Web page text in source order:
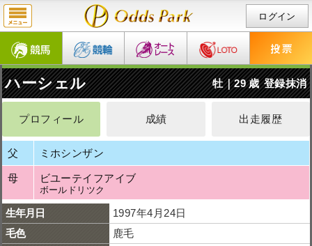
ログイン
ハーシェル 牡｜29 歳 登録抹消
プロフィール 成績 出走履歴
父 ミホシンザン
母 ビユーテイフアイブ
ボールドリツク
生年月日
1997年4月24日
毛色
鹿毛